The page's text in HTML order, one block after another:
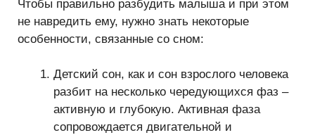
Чтобы правильно разбудить малыша и при этом
не навредить ему, нужно знать некоторые
особенности, связанные со сном:
Детский сон, как и сон взрослого человека
разбит на несколько чередующихся фаз –
активную и глубокую. Активная фаза
сопровождается двигательной и